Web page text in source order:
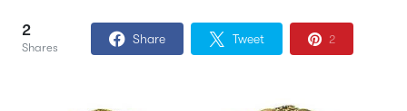
2
Shares
Share Tweet 2